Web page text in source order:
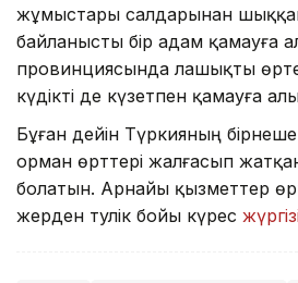
жұмыстары салдарынан
байланысты бір адам қамауға
провинциясында лашықты
күдікті де күзетпен қамауға
Бұған дейін Түркияның
орман өрттері жалғасып
болатын. Арнайы қызметтер
жерден тәулік бойы күрес